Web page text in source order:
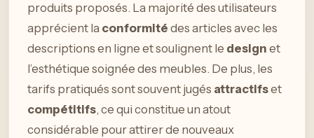
produits proposés. La majorité des utilisateurs
apprécient la conformité des articles avec les
descriptions en ligne et soulignent le design et
l’esthétique soignée des meubles. De plus, les
tarifs pratiqués sont souvent jugés attractifset
compétitifs, ce qui constitue un atout
considérable pour attirer de nouveaux